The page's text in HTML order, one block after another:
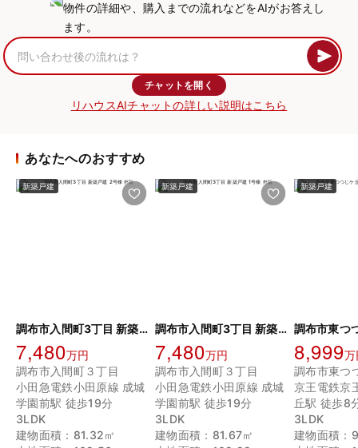
物件の詳細や、購入までの流れなどをAIがお答えし
ます。
チャットを開く
リハウスAIチャットの詳しい説明はこちら
あなたへのおすすめ
新築戸建
調布市入間町3丁目 新築戸建 2号棟
7,480万円
調布市入間町３丁目
小田急電鉄小田原線 成城
学園前駅 徒歩19分
3LDK
建物面積：81.32㎡
新築戸建
調布市入間町3丁目 新築戸建 1号棟
7,480万円
調布市入間町３丁目
小田急電鉄小田原線 成城
学園前駅 徒歩19分
3LDK
建物面積：81.67㎡
新築戸建
8,999万
京王電鉄京
丘駅 徒歩8
3LDK
建物面積：